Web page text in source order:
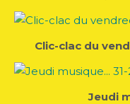
Clic-clac du
Jeudi